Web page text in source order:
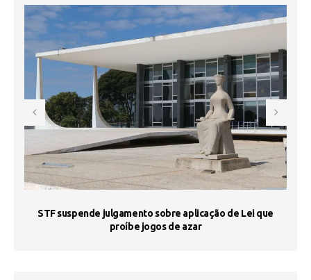
STF suspende julgamento sobre aplicação de Lei que
proíbe jogos de azar